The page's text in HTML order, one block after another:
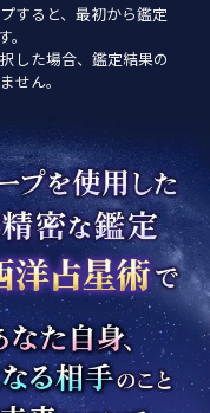
すると、最初から鑑定
した場合、鑑定結果の
せん。